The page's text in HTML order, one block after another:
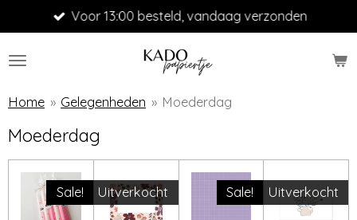
direct
naar
hoofdinhoud
Voor 13:00 besteld, vandaag verzonden
Home » Gelegenheden » Moederdag
Moederdag
Sale! Uitverkocht Sale! Uitverkocht